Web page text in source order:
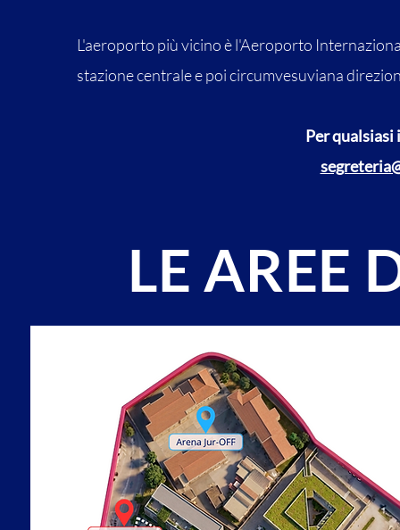
L'aeroporto più vicino è l'Aeroporto
stazione centrale e poi circumvesuviana
Per
LE AREE